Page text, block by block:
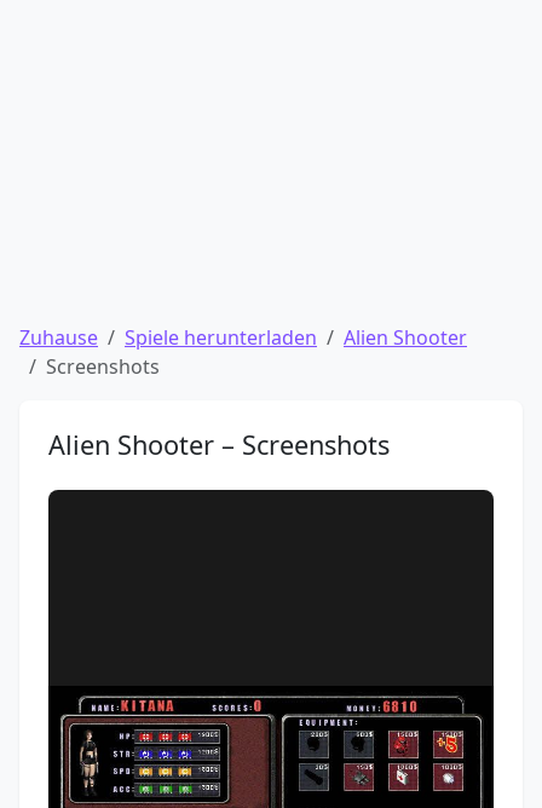
Zuhause Spiele herunterladen
Alien Shooter
Screenshots
Alien Shooter – Screenshots